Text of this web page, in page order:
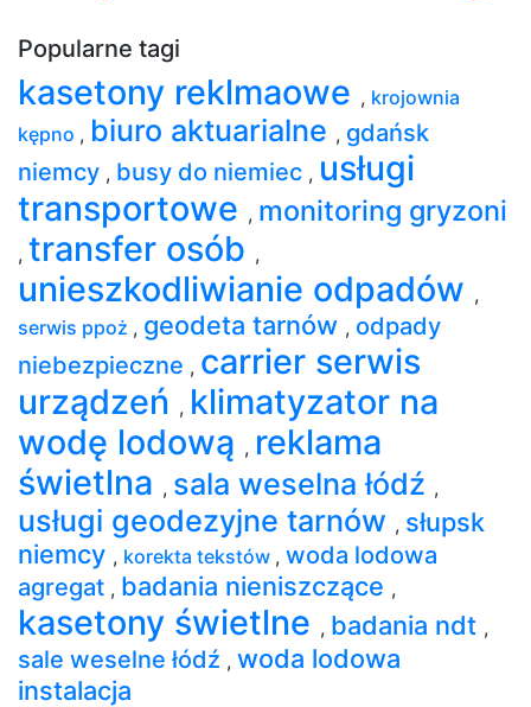
Popularne tagi
kasetony reklmaowe , krojownia
kępno , biuro aktuarialne , gdańsk
niemcy , busy do niemiec , usługi
transportowe , monitoring gryzoni
, transfer osób ,
unieszkodliwianie odpadów ,
serwis ppoż , geodeta tarnów , odpady
niebezpieczne , carrier serwis
urządzeń , klimatyzator na
wodę lodową , reklama
świetlna , sala weselna łódź ,
usługi geodezyjne tarnów , słupsk
niemcy , korekta tekstów , woda lodowa
agregat , badania nieniszczące ,
kasetony świetlne , badania ndt ,
sale weselne łódź , woda lodowa
instalacja